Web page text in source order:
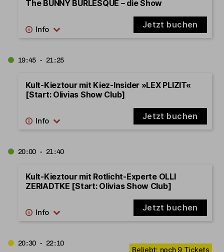
The BUNNY BURLESQUE – die Show
Jetzt buchen
19:45 - 21:25
Kult-Kieztour mit Kiez-Insider »LEX PLIZIT«
[Start: Olivias Show Club]
Jetzt buchen
20:00 - 21:40
Kult-Kieztour mit Rotlicht-Experte OLLI
ZERIADTKE [Start: Olivias Show Club]
Jetzt buchen
20:30 - 22:10